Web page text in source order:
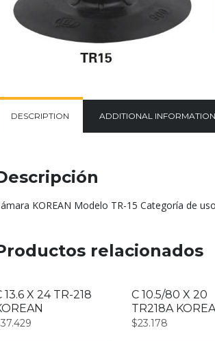
DESCRIPTION ADDITIONAL INFORMATION
KOREAN Modelo TR-15 Categoría de
relacionados
13.6 X 24 TR-218
37.429
C 10.5/80 X 20
TR218A
$23.178